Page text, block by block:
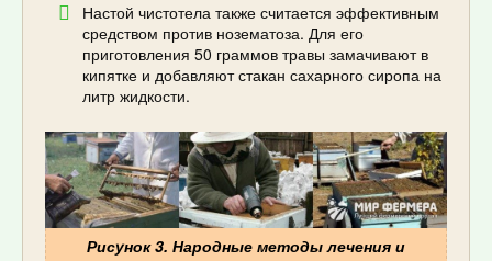
Настой чистотела также считается эффективным
средством против нозематоза. Для его
приготовления 50 граммов травы замачивают в
кипятке и добавляют стакан сахарного сиропа на
литр жидкости.
Рисунок 3. Народные методы лечения и